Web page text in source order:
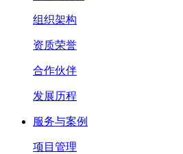
组织架构
资质荣誉
合作伙伴
发展历程
服务与案例
项目管理